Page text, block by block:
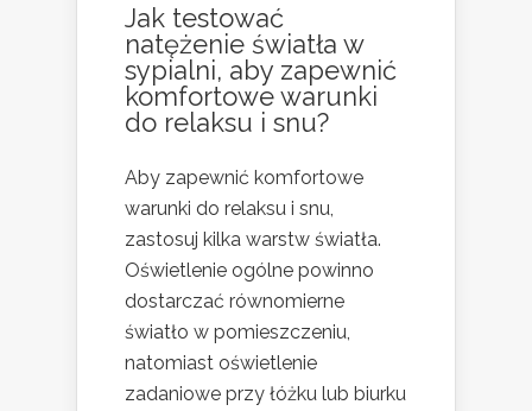
Jak testować
natężenie światła w
sypialni, aby zapewnić
komfortowe warunki
do relaksu i snu?
Aby zapewnić komfortowe
warunki do relaksu i snu,
zastosuj kilka warstw światła.
Oświetlenie ogólne powinno
dostarczać równomierne
światło w pomieszczeniu,
natomiast oświetlenie
zadaniowe przy łóżku lub biurku